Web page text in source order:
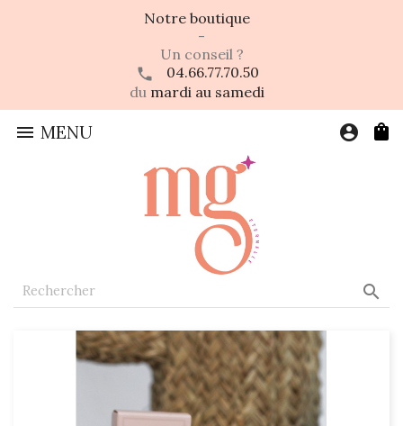
Notre boutique
-
Un conseil ?
04.66.77.70.50
du mardi au samedi
 MENU account_circle
